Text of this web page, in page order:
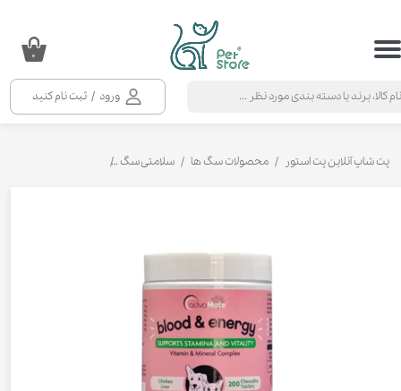
ورود / ثبت نام کنید
حساب کاربری من
خروج از حساب کاربری
۰
پت شاپ آنلاین پت استور محصولات سگ ها سلامتی سگ